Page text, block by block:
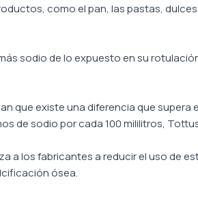
como el pan, las pastas,
sodio de lo expuesto en su
que existe una diferencia que
de sodio por cada 100 mililitros,
a los fabricantes a reducir el uso de
ósea.